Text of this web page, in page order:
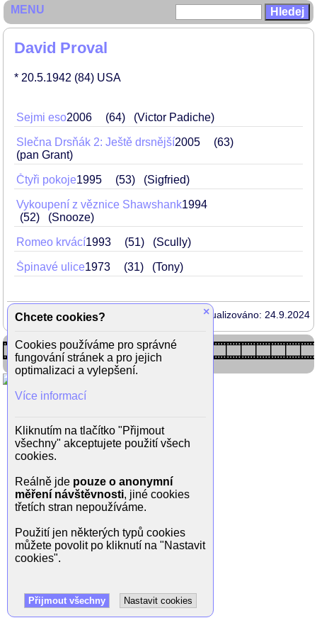
David Proval
* 20.5.1942 (84) USA
Sejmi eso2006 64 (Victor Padiche)
Slečna Drsňák 2: Ještě drsnější2005
63
(pan Grant)
Čtyři pokoje1995 53 (Sigfried)
Vykoupení z věznice Shawshank1994
52
(Snooze)
Romeo krvácí1993 51 (Scully)
Špinavé ulice1973 31 (Tony)
Aktualizováno: 24.9.2024
MENU
×
Chcete cookies?
Cookies používáme pro správné
fungování stránek a pro jejich
optimalizaci a vylepšení.
Více informací
Kliknutím na tlačítko "Přijmout
všechny" akceptujete použití všech
cookies.
Reálně jde pouze o anonymní
měření návštěvnosti, jiné cookies
třetích stran nepoužíváme.
Použití jen některých typů cookies
můžete povolit po kliknutí na "Nastavit
cookies".
Přijmout všechny Nastavit cookies